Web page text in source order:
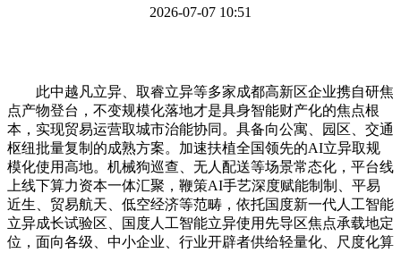
2026-07-07 10:51
此中越凡立异、取睿立异等多家成都高新区企业携自研焦
点产物登台，不变规模化落地才是具身智能财产化的焦点根
本，实现贸易运营取城市治能协同。具备向公寓、园区、交通
枢纽批量复制的成熟方案。加速扶植全国领先的AI立异取规
模化使用高地。机械狗巡查、无人配送等场景常态化，平台线
上线下算力资本一体汇聚，鞭策AI手艺深度赋能制制、平易
近生、贸易航天、低空经济等范畴，依托国度新一代人工智能
立异成长试验区、国度人工智能立异使用先导区焦点承载地定
位，面向各级、中小企业、行业开辟者供给轻量化、尺度化算